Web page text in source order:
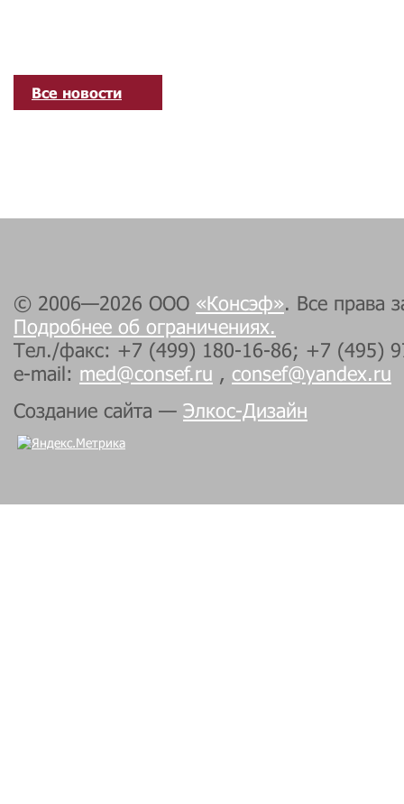
Все новости
© 2006—2026 ООО «Консэф». Все права
Подробнее об ограничениях.
Тел./факс: +7 (499) 180-16-86; +7 (495)
e-mail: med@consef.ru , consef@yandex.ru
Создание сайта — Элкос-Дизайн